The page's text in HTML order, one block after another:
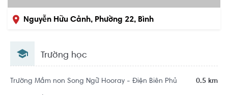
Nguyễn Hữu Cảnh, Phường 22, Bình
Trường học
Trường Mầm non Song Ngữ Hooray - Điện Biên Phủ 0.5 km